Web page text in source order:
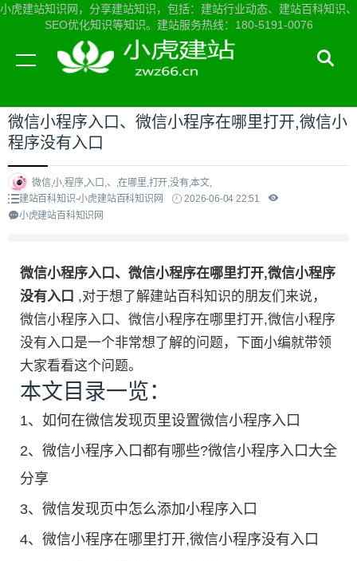
小虎建站知识网，分享建站知识，包括：建站行业动态、建站百科知识、
SEO优化知识等知识。建站服务热线：180-5191-0076
当前位置：小虎建站知识网首页>建站百科知识
微信小程序入口、微信小程序在哪里打开,微信小
程序没有入口
微信,小,程序,入口,、,在哪里,打开,没有,本文,
建站百科知识-小虎建站百科知识网
2026-06-04 22:51
小虎建站百科知识网
微信小程序入口、微信小程序在哪里打开,微信小程序
没有入口 ,对于想了解建站百科知识的朋友们来说，
微信小程序入口、微信小程序在哪里打开,微信小程序
没有入口是一个非常想了解的问题，下面小编就带领
大家看看这个问题。
本文目录一览：
1、 如何在微信发现页里设置微信小程序入口
2、 微信小程序入口都有哪些?微信小程序入口大全
分享
3、 微信发现页中怎么添加小程序入口
4、 微信小程序在哪里打开,微信小程序没有入口